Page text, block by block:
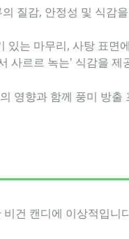
질감, 안정성 및 식감
있는 마무리, 사탕 표면
사르르 녹는' 식감을 제
영향과 함께 풍미 방출
건 캔디에 이상적입니